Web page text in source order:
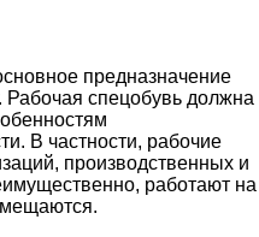
предназначение
Рабочая спецобувь должна
В частности, рабочие
производственных и
работают на